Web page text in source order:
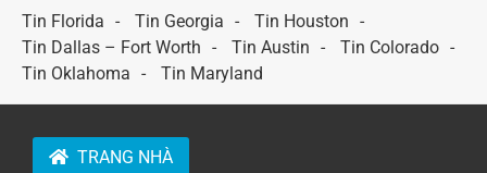
Tin Florida
Tin Georgia
Tin Houston
Tin Dallas – Fort Worth
Tin Austin
Tin Colorado
Tin Oklahoma
Tin Maryland
TRANG NHÀ